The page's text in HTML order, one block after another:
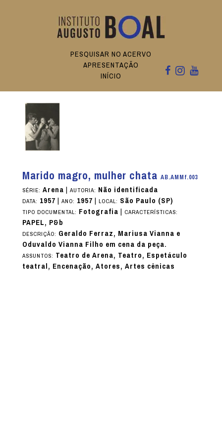
PESQUISAR NO ACERVO
APRESENTAÇÃO
INÍCIO
Marido magro, mulher chata AB.AMMf.003
SÉRIE: Arena| AUTORIA: Não identificada
DATA: 1957| ANO: 1957| LOCAL: São Paulo (SP)
TIPO DOCUMENTAL: Fotografia| CARACTERÍSTICAS:
PAPEL, P&b
DESCRIÇÃO: Geraldo Ferraz, Mariusa Vianna e
Oduvaldo Vianna Filho em cena da peça.
ASSUNTOS: Teatro de Arena, Teatro, Espetáculo
teatral, Encenação, Atores, Artes cênicas